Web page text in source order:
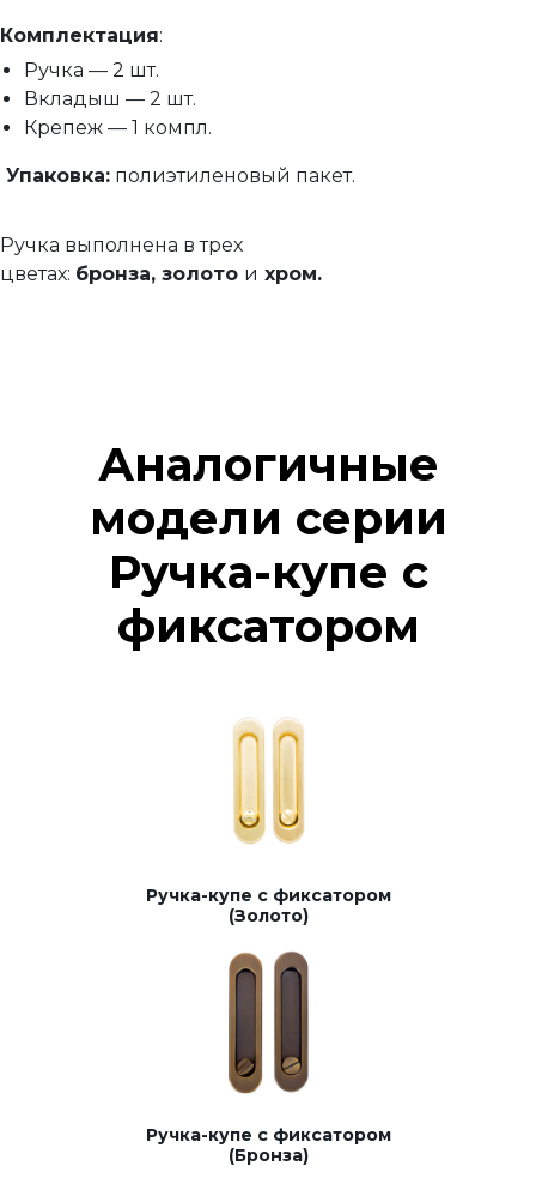
Комплектация:
Ручка — 2 шт.
Вкладыш — 2 шт.
Крепеж — 1 компл.
Упаковка: полиэтиленовый пакет.
Ручка выполнена в трех
цветах: бронза, золото и хром.
Аналогичные
модели серии
Ручка-купе с
фиксатором
Ручка-купе с фиксатором
(Золото)
Ручка-купе с фиксатором
(Бронза)